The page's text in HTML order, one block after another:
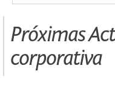
Próximas
corporativa